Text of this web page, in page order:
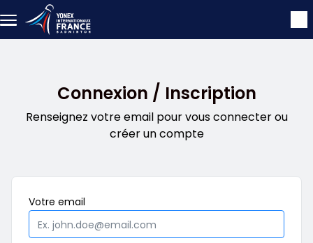
Aller au contenu principal
Connexion / Inscription
Renseignez votre email pour vous connecter ou
créer un compte
Votre email